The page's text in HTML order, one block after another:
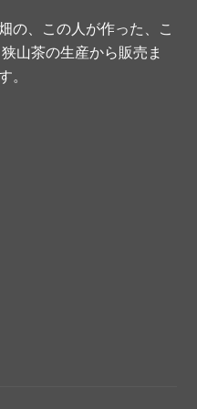
の、この人が作った、こ
山茶の生産から販売ま
。